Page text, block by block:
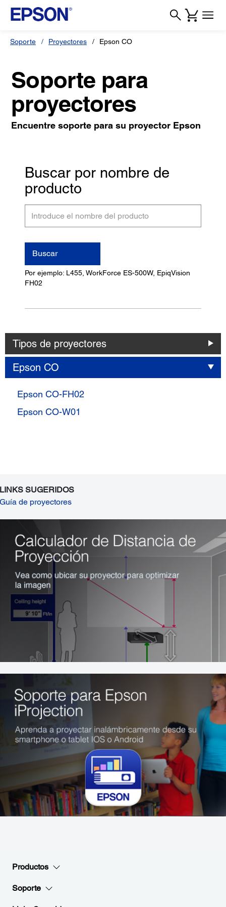
Soporte Proyectores Epson CO
Soporte para
proyectores
Encuentre soporte para su proyector Epson
Buscar por nombre de
producto
del
producto
Buscar
Por ejemplo: L455, WorkForce ES-500W, EpiqVision
FH02
Tipos de proyectores
Epson CO
Epson CO-FH02
Epson CO-W01
LINKS SUGERIDOS
Guía de proyectores
Productos
Soporte